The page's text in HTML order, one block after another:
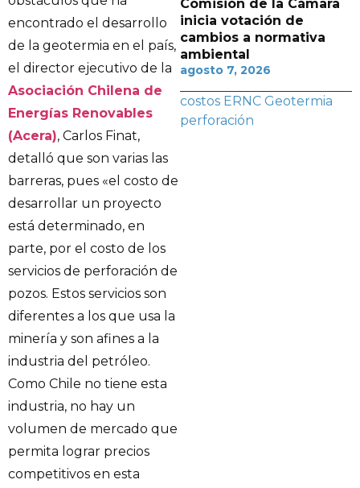
encontrado el desarrollo
de la geotermia en el país,
el director ejecutivo de la
Asociación Chilena de
Energías Renovables
(Acera), Carlos Finat,
detalló que son varias las
barreras, pues «el costo de
desarrollar un proyecto
está determinado, en
parte, por el costo de los
servicios de perforación de
pozos. Estos servicios son
diferentes a los que usa la
minería y son afines a la
industria del petróleo.
Como Chile no tiene esta
industria, no hay un
volumen de mercado que
permita lograr precios
competitivos en esta
Comisión de la Cámara
inicia votación de
cambios a normativa
ambiental
agosto 7, 2026
costos ERNC Geotermia
perforación